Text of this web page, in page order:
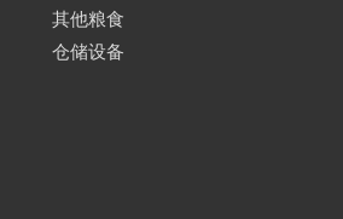
其他粮食
仓储设备